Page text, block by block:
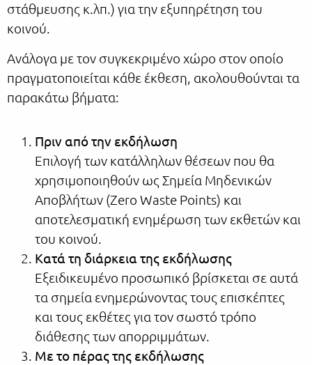
στάθμευσης κ.λπ.) για την εξυπηρέτηση του
κοινού.
Ανάλογα με τον συγκεκριμένο χώρο στον οποίο
πραγματοποιείται κάθε έκθεση, ακολουθούνται τα
παρακάτω βήματα:
Πριν από την εκδήλωση
Επιλογή των κατάλληλων θέσεων που θα
χρησιμοποιηθούν ως Σημεία Μηδενικών
Αποβλήτων (Zero Waste Points) και
αποτελεσματική ενημέρωση των εκθετών και
του κοινού.
Κατά τη διάρκεια της εκδήλωσης
Εξειδικευμένο προσωπικό βρίσκεται σε αυτά
τα σημεία ενημερώνοντας τους επισκέπτες
και τους εκθέτες για τον σωστό τρόπο
διάθεσης των απορριμμάτων.
Με το πέρας της εκδήλωσης